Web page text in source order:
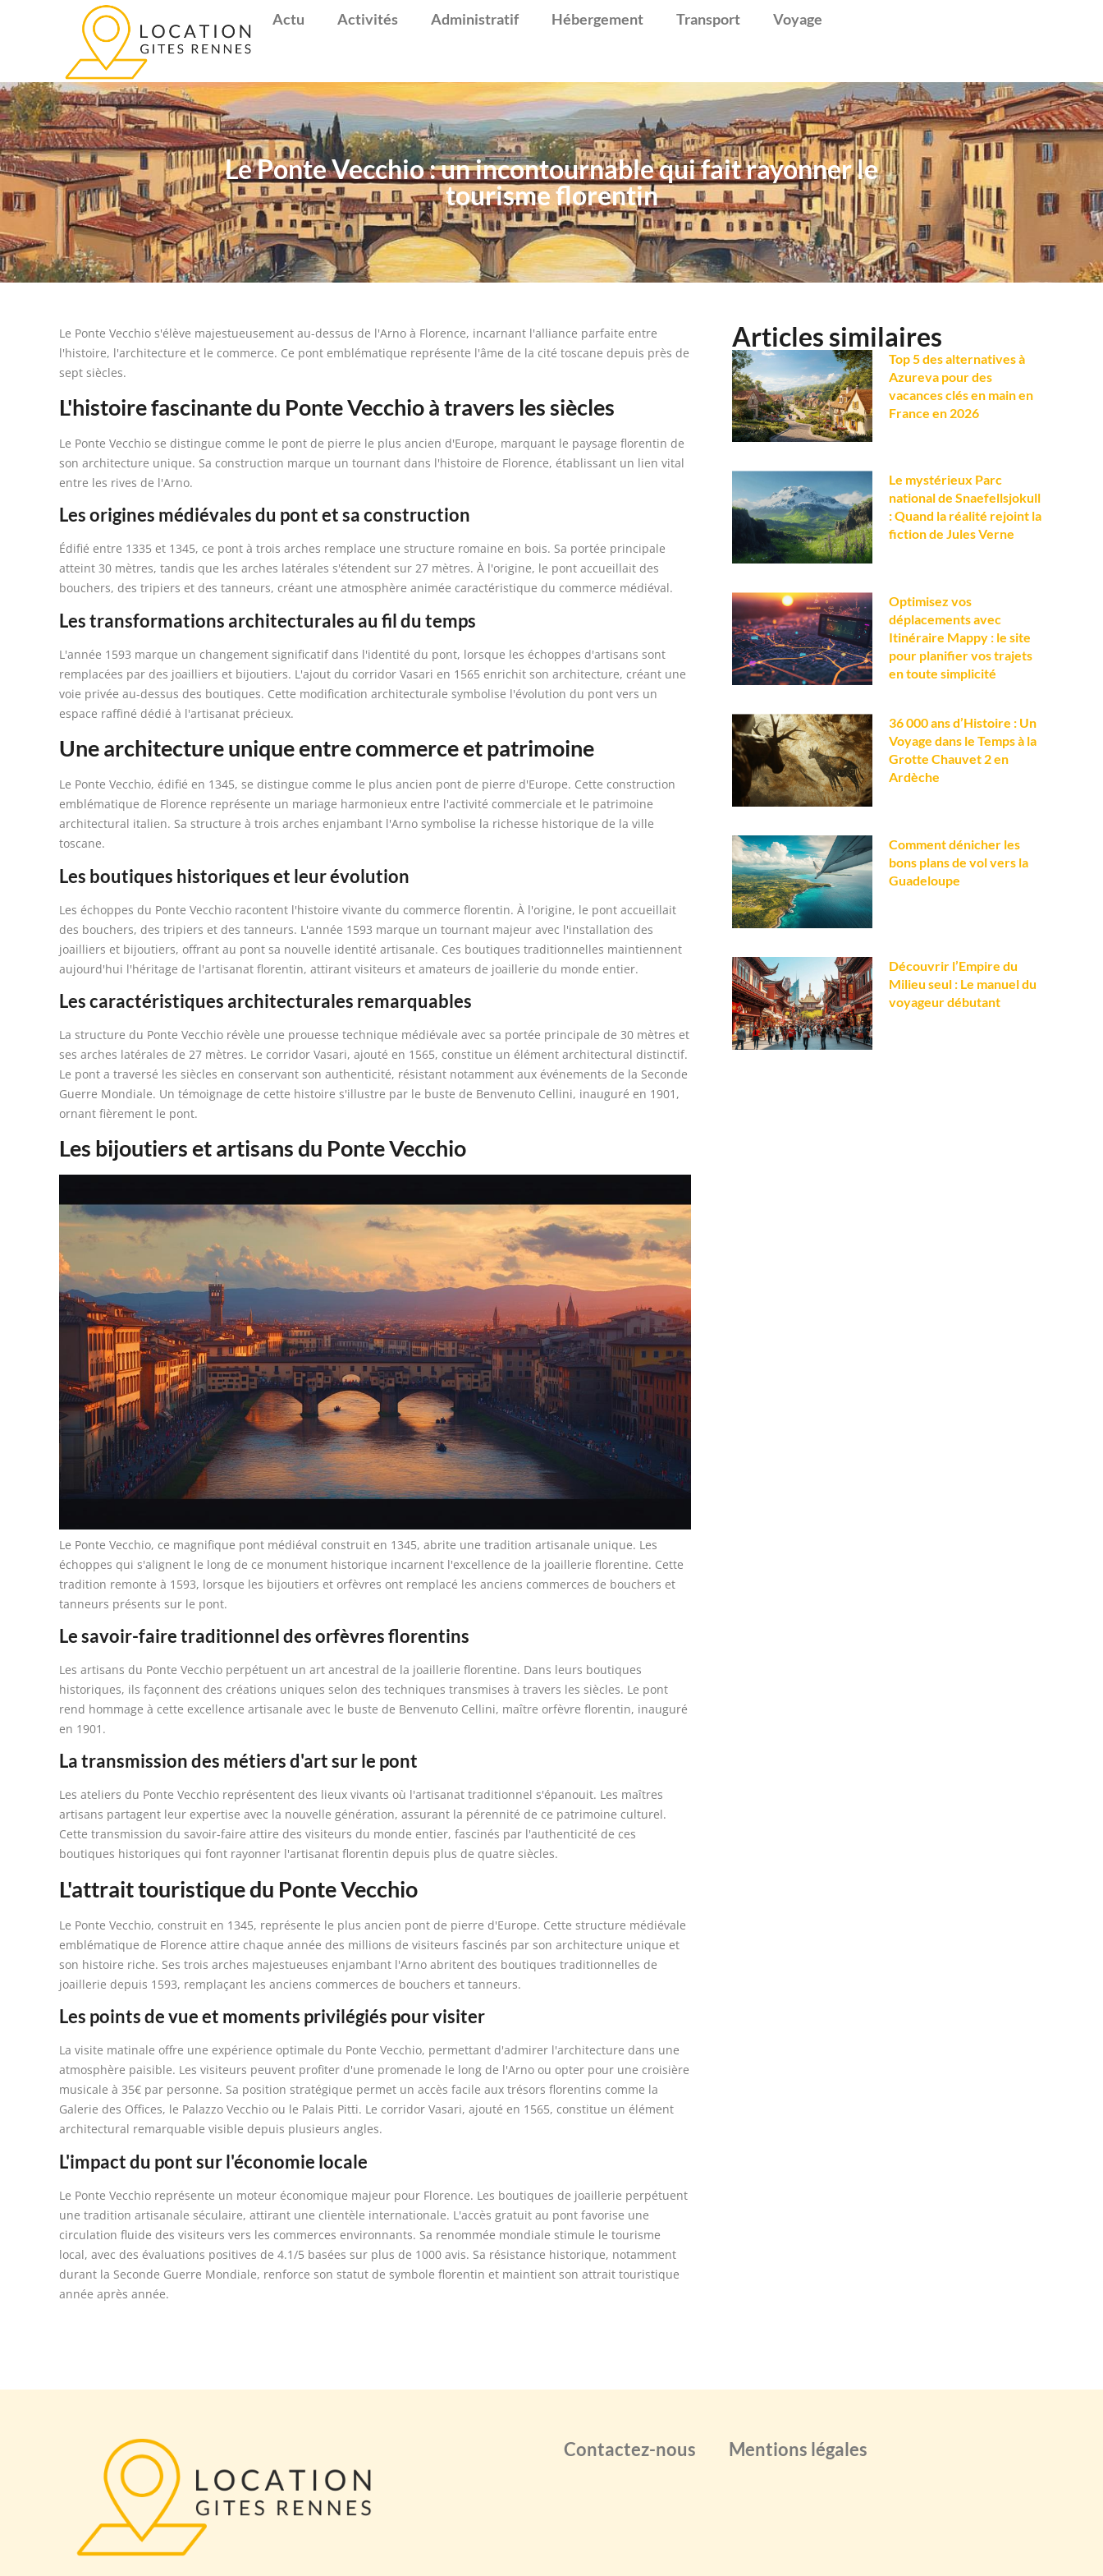
Actu Activités Administratif Hébergement Transport Voyage
Le Ponte Vecchio : un incontournable qui fait rayonner le
tourisme florentin
Le Ponte Vecchio s'élève majestueusement au-dessus de l'Arno à Florence, incarnant l'alliance parfaite entre
l'histoire, l'architecture et le commerce. Ce pont emblématique représente l'âme de la cité toscane depuis près de
sept siècles.
L'histoire fascinante du Ponte Vecchio à travers les siècles
Le Ponte Vecchio se distingue comme le pont de pierre le plus ancien d'Europe, marquant le paysage florentin de
son architecture unique. Sa construction marque un tournant dans l'histoire de Florence, établissant un lien vital
entre les rives de l'Arno.
Les origines médiévales du pont et sa construction
Édifié entre 1335 et 1345, ce pont à trois arches remplace une structure romaine en bois. Sa portée principale
atteint 30 mètres, tandis que les arches latérales s'étendent sur 27 mètres. À l'origine, le pont accueillait des
bouchers, des tripiers et des tanneurs, créant une atmosphère animée caractéristique du commerce médiéval.
Les transformations architecturales au fil du temps
L'année 1593 marque un changement significatif dans l'identité du pont, lorsque les échoppes d'artisans sont
remplacées par des joailliers et bijoutiers. L'ajout du corridor Vasari en 1565 enrichit son architecture, créant une
voie privée au-dessus des boutiques. Cette modification architecturale symbolise l'évolution du pont vers un
espace raffiné dédié à l'artisanat précieux.
Une architecture unique entre commerce et patrimoine
Le Ponte Vecchio, édifié en 1345, se distingue comme le plus ancien pont de pierre d'Europe. Cette construction
emblématique de Florence représente un mariage harmonieux entre l'activité commerciale et le patrimoine
architectural italien. Sa structure à trois arches enjambant l'Arno symbolise la richesse historique de la ville
toscane.
Les boutiques historiques et leur évolution
Les échoppes du Ponte Vecchio racontent l'histoire vivante du commerce florentin. À l'origine, le pont accueillait
des bouchers, des tripiers et des tanneurs. L'année 1593 marque un tournant majeur avec l'installation des
joailliers et bijoutiers, offrant au pont sa nouvelle identité artisanale. Ces boutiques traditionnelles maintiennent
aujourd'hui l'héritage de l'artisanat florentin, attirant visiteurs et amateurs de joaillerie du monde entier.
Les caractéristiques architecturales remarquables
La structure du Ponte Vecchio révèle une prouesse technique médiévale avec sa portée principale de 30 mètres et
ses arches latérales de 27 mètres. Le corridor Vasari, ajouté en 1565, constitue un élément architectural distinctif.
Le pont a traversé les siècles en conservant son authenticité, résistant notamment aux événements de la Seconde
Guerre Mondiale. Un témoignage de cette histoire s'illustre par le buste de Benvenuto Cellini, inauguré en 1901,
ornant fièrement le pont.
Les bijoutiers et artisans du Ponte Vecchio
Le Ponte Vecchio, ce magnifique pont médiéval construit en 1345, abrite une tradition artisanale unique. Les
échoppes qui s'alignent le long de ce monument historique incarnent l'excellence de la joaillerie florentine. Cette
tradition remonte à 1593, lorsque les bijoutiers et orfèvres ont remplacé les anciens commerces de bouchers et
tanneurs présents sur le pont.
Le savoir-faire traditionnel des orfèvres florentins
Les artisans du Ponte Vecchio perpétuent un art ancestral de la joaillerie florentine. Dans leurs boutiques
historiques, ils façonnent des créations uniques selon des techniques transmises à travers les siècles. Le pont
rend hommage à cette excellence artisanale avec le buste de Benvenuto Cellini, maître orfèvre florentin, inauguré
en 1901.
La transmission des métiers d'art sur le pont
Les ateliers du Ponte Vecchio représentent des lieux vivants où l'artisanat traditionnel s'épanouit. Les maîtres
artisans partagent leur expertise avec la nouvelle génération, assurant la pérennité de ce patrimoine culturel.
Cette transmission du savoir-faire attire des visiteurs du monde entier, fascinés par l'authenticité de ces
boutiques historiques qui font rayonner l'artisanat florentin depuis plus de quatre siècles.
L'attrait touristique du Ponte Vecchio
Le Ponte Vecchio, construit en 1345, représente le plus ancien pont de pierre d'Europe. Cette structure médiévale
emblématique de Florence attire chaque année des millions de visiteurs fascinés par son architecture unique et
son histoire riche. Ses trois arches majestueuses enjambant l'Arno abritent des boutiques traditionnelles de
joaillerie depuis 1593, remplaçant les anciens commerces de bouchers et tanneurs.
Les points de vue et moments privilégiés pour visiter
La visite matinale offre une expérience optimale du Ponte Vecchio, permettant d'admirer l'architecture dans une
atmosphère paisible. Les visiteurs peuvent profiter d'une promenade le long de l'Arno ou opter pour une croisière
musicale à 35€ par personne. Sa position stratégique permet un accès facile aux trésors florentins comme la
Galerie des Offices, le Palazzo Vecchio ou le Palais Pitti. Le corridor Vasari, ajouté en 1565, constitue un élément
architectural remarquable visible depuis plusieurs angles.
L'impact du pont sur l'économie locale
Le Ponte Vecchio représente un moteur économique majeur pour Florence. Les boutiques de joaillerie perpétuent
une tradition artisanale séculaire, attirant une clientèle internationale. L'accès gratuit au pont favorise une
circulation fluide des visiteurs vers les commerces environnants. Sa renommée mondiale stimule le tourisme
local, avec des évaluations positives de 4.1/5 basées sur plus de 1000 avis. Sa résistance historique, notamment
durant la Seconde Guerre Mondiale, renforce son statut de symbole florentin et maintient son attrait touristique
année après année.
Articles similaires
Top 5 des alternatives à
Azureva pour des
vacances clés en main en
France en 2026
Le mystérieux Parc
national de Snaefellsjokull
: Quand la réalité rejoint la
fiction de Jules Verne
Optimisez vos
déplacements avec
Itinéraire Mappy : le site
pour planifier vos trajets
en toute simplicité
36 000 ans d’Histoire : Un
Voyage dans le Temps à la
Grotte Chauvet 2 en
Ardèche
Comment dénicher les
bons plans de vol vers la
Guadeloupe
Découvrir l’Empire du
Milieu seul : Le manuel du
voyageur débutant
Contactez-nous Mentions légales